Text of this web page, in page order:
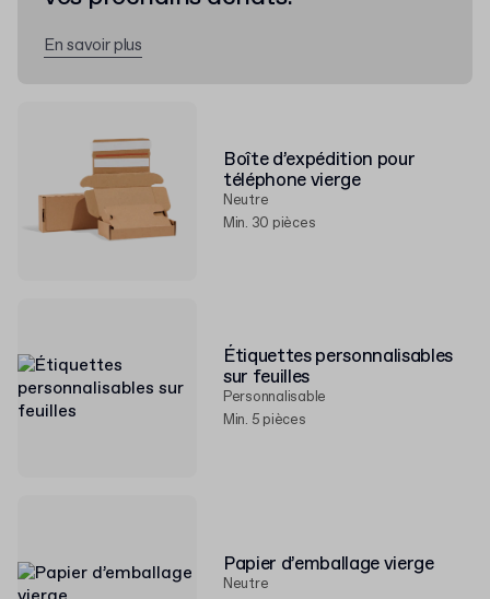
Boîte d’expédition pour
téléphone vierge
Neutre
Min. 30 pièces
Étiquettes personnalisables
sur feuilles
Personnalisable
Min. 5 pièces
Papier d’emballage vierge
Neutre
En savoir plus